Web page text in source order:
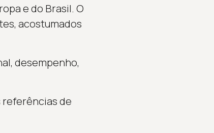
e do Brasil. O
acostumados
desempenho,
referências de